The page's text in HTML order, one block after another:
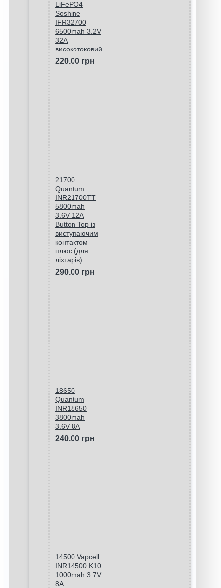
LiFePO4
Soshine
IFR32700
6500mah 3.2V
32A
високотоковий
220.00 грн
21700
Quantum
INR21700TT
5800mah
3.6V 12A
Button Top із
виступаючим
контактом
плюс (для
ліхтарів)
290.00 грн
18650
Quantum
INR18650
3800mah
3.6V 8A
240.00 грн
14500 Vapcell
INR14500 K10
1000mah 3.7V
8A